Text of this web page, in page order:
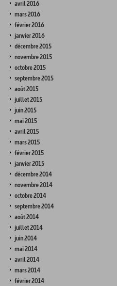
avril 2016
mars 2016
février 2016
janvier 2016
décembre 2015
novembre 2015
octobre 2015
septembre 2015
août 2015
juillet 2015
juin 2015
mai 2015
avril 2015
mars 2015
février 2015
janvier 2015
décembre 2014
novembre 2014
octobre 2014
septembre 2014
août 2014
juillet 2014
juin 2014
mai 2014
avril 2014
mars 2014
février 2014